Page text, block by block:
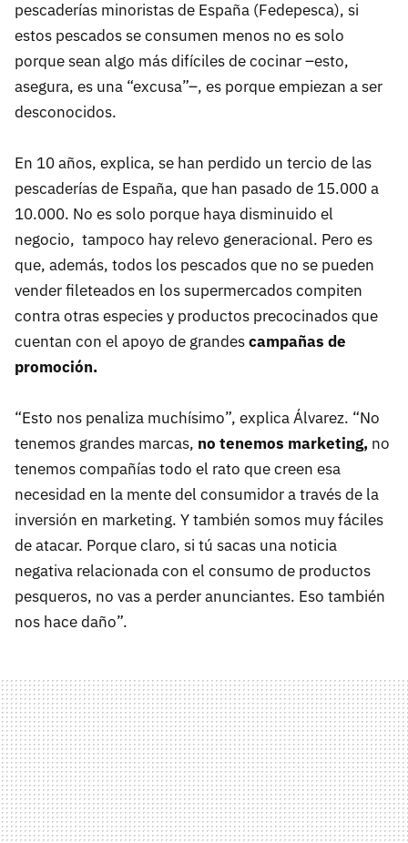
pescaderías minoristas de España (Fedepesca), si
estos pescados se consumen menos no es solo
porque sean algo más difíciles de cocinar –esto,
asegura, es una “excusa”–, es porque empiezan a ser
desconocidos.
En 10 años, explica, se han perdido un tercio de las
pescaderías de España, que han pasado de 15.000 a
10.000. No es solo porque haya disminuido el
negocio, tampoco hay relevo generacional. Pero es
que, además, todos los pescados que no se pueden
vender fileteados en los supermercados compiten
contra otras especies y productos precocinados que
cuentan con el apoyo de grandescampañas de
promoción.
“Esto nos penaliza muchísimo”, explica Álvarez. “No
tenemos grandes marcas, no tenemos marketing, no
tenemos compañías todo el rato que creen esa
necesidad en la mente del consumidor a través de la
inversión en marketing. Y también somos muy fáciles
de atacar. Porque claro, si tú sacas una noticia
negativa relacionada con el consumo de productos
pesqueros, no vas a perder anunciantes. Eso también
nos hace daño”.